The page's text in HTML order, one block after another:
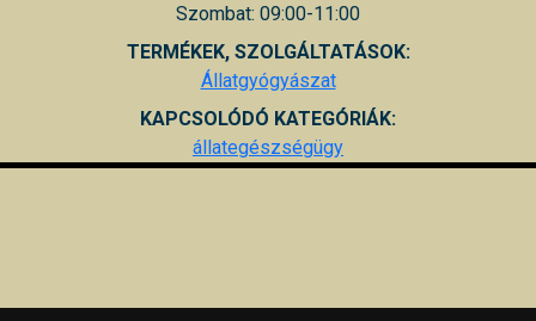
Szombat: 09:00-11:00
TERMÉKEK, SZOLGÁLTATÁSOK:
Állatgyógyászat
KAPCSOLÓDÓ KATEGÓRIÁK:
állategészségügy